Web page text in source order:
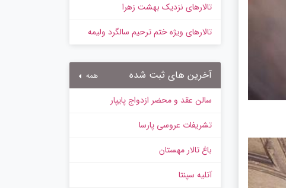
تالارهای نزدیک بهشت زهرا
تالارهای ویژه ختم ترحیم سالگرد ولیمه
آخرین های ثبت شده همه
سالن عقد و محضر ازدواج پایپار
تشریفات عروسی پارسا
باغ تالار مهستان
آتلیه سپنتا